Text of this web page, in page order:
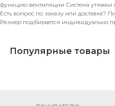
функцию вентиляции Система утяжки
Есть вопрос по заказу или
Размер подбирается индивидуально
Популярные товары